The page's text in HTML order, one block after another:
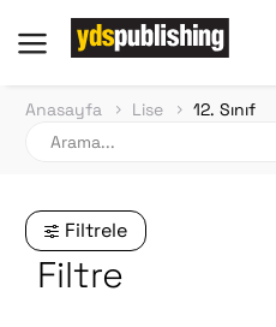
Anasayfa Lise 12. Sınıf
Filtrele
Filtre